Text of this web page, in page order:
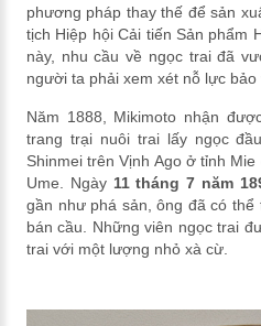
phương pháp thay thế để sản
tịch Hiệp hội Cải tiến Sản phẩm
này, nhu cầu về ngọc trai đã
người ta phải xem xét nỗ lực bảo
Năm 1888, Mikimoto nhận
trang trại nuôi trai lấy ngọc
Shinmei trên Vịnh Ago ở tỉnh
Ume. Ngày 11 tháng 7 năm
gần như phá sản, ông đã có
bán cầu. Những viên ngọc trai
trai với một lượng nhỏ xà cừ.